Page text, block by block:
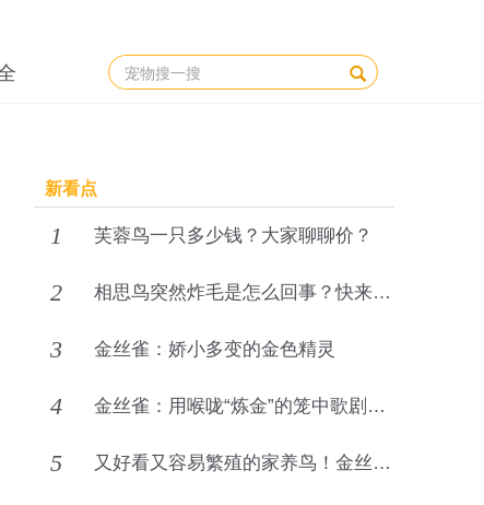
新看点
1 芙蓉鸟一只多少钱？大家聊聊价？
2 相思鸟突然炸毛是怎么回事？快来详细了解！
3 金丝雀：娇小多变的金色精灵
4 金丝雀：用喉咙“炼金”的笼中歌剧院明星
5 又好看又容易繁殖的家养鸟！金丝雀如何繁殖？